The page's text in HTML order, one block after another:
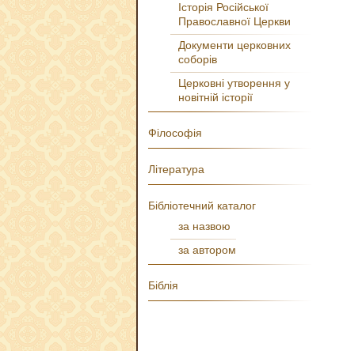
Історія Російської
Православної Церкви
Документи церковних
соборів
Церковні утворення у
новітній історії
Філософія
Література
Бібліотечний каталог
за назвою
за автором
Біблія